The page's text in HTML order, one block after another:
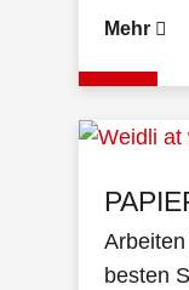
Mehr
besten